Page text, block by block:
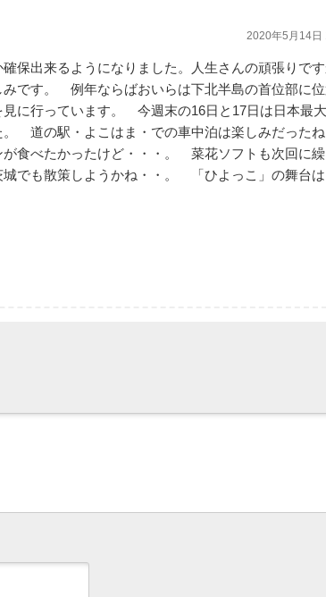
2020年5月14日
保出来るようになりました。人生さんの頑張りで
す。 例年ならばおいらは下北半島の首位部に位
に行っています。 今週末の16日と17日は日本最
。 道の駅・よこはま・での車中泊は楽しみだった
食べたかったけど・・・。 菜花ソフトも次回に
でも散策しようかね・・。 「ひよっこ」の舞台は